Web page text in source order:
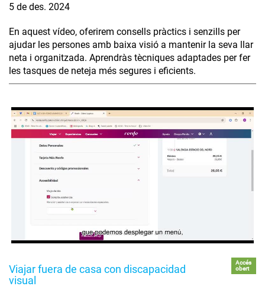
5 de des. 2024
En aquest vídeo, oferirem consells pràctics i senzills per
ajudar les persones amb baixa visió a mantenir la seva llar
neta i organitzada. Aprendràs tècniques adaptades per fer
les tasques de neteja més segures i eficients.
Viajar fuera de casa con discapacidad
visual
Accés
obert